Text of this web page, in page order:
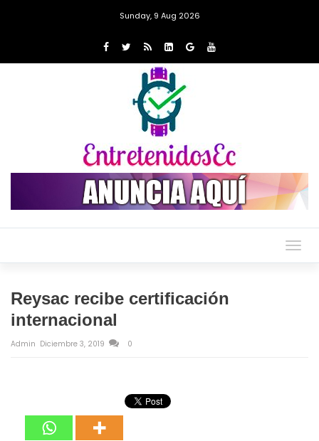
Sunday, 9 Aug 2026
Reysac recibe certificación
internacional
Admin Diciembre 3, 2019 0